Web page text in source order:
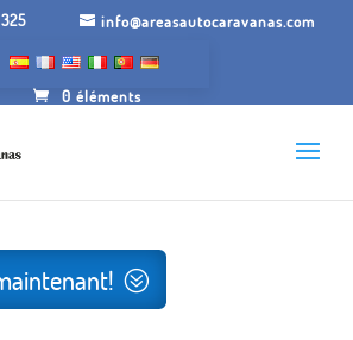
info@areasautocaravanas.com
0 éléments